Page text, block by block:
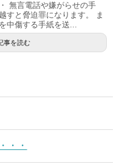
無言電話や嫌がらせの手
すと脅迫罪になります。 ま
中傷する手紙を送...
事を読む
・・